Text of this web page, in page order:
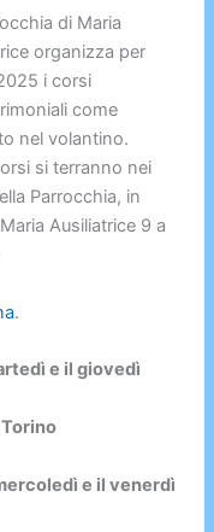
di Maria
organizza per
i corsi
come
nel volantino.
si terranno nei
Parrocchia, in
Ausiliatrice 9 a
.
e il giovedì
e il venerdì